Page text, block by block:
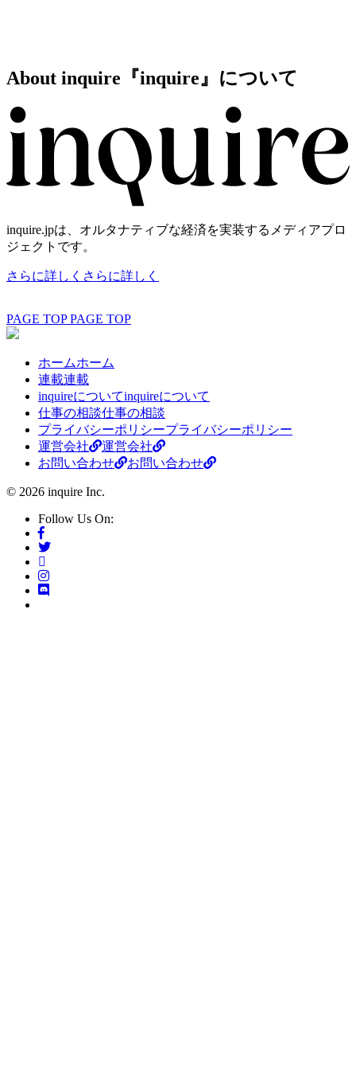
About inquire 『inquire』について
inquire.jpは、オルタナティブな経済を実装するメディアプロ
ジェクトです。
さらに詳しく さらに詳しく
PAGE TOP PAGE TOP
ホームホーム
連載連載
inquireについてinquireについて
仕事の相談仕事の相談
プライバシーポリシープライバシーポリシー
運営会社
運営会社
お問い合わせ
お問い合わせ
© 2026 inquire Inc.
Follow Us On: